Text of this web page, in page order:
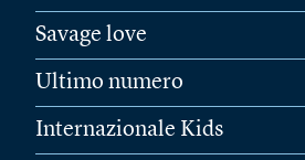
Savage love
Ultimo numero
Internazionale Kids